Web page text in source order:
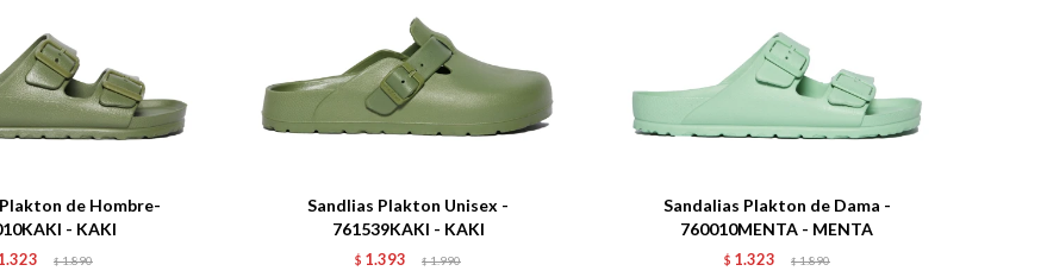
de Hombre-
- KAKI
$ 1.890
Sandlias Plakton Unisex -
761539KAKI - KAKI
$ 1.393 $ 1.990
Sandalias Plakton de Dama -
760010MENTA - MENTA
$ 1.323 $ 1.890